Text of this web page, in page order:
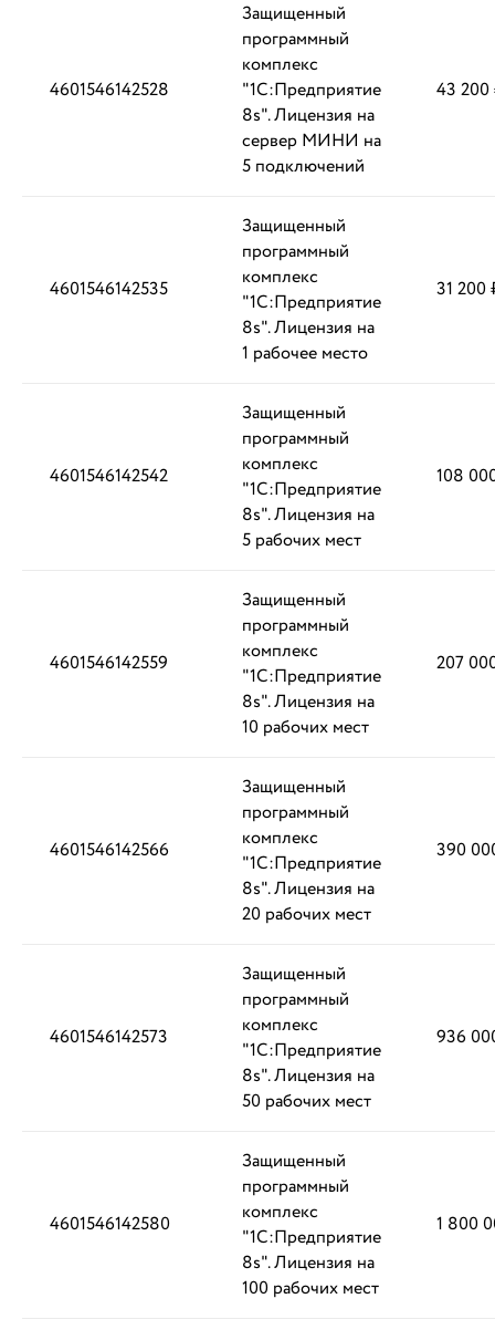
4601546142528
Защищенный
программный
комплекс
"1С:Предприятие
8s". Лицензия на
сервер МИНИ на
5 подключений
43 200
4601546142535
Защищенный
программный
комплекс
"1С:Предприятие
8s". Лицензия на
1 рабочее место
31 200
4601546142542
Защищенный
программный
комплекс
"1С:Предприятие
8s". Лицензия на
5 рабочих мест
108
4601546142559
Защищенный
программный
комплекс
"1С:Предприятие
8s". Лицензия на
10 рабочих мест
207
4601546142566
Защищенный
программный
комплекс
"1С:Предприятие
8s". Лицензия на
20 рабочих мест
390
4601546142573
Защищенный
программный
комплекс
"1С:Предприятие
8s". Лицензия на
50 рабочих мест
936
4601546142580
Защищенный
программный
комплекс
"1С:Предприятие
8s". Лицензия на
100 рабочих мест
1 800